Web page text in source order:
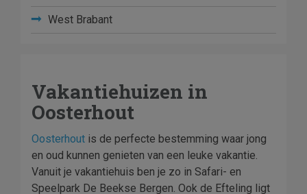
West Brabant
Vakantiehuizen in
Oosterhout
Oosterhout is de perfecte bestemming waar jong
en oud kunnen genieten van een leuke vakantie.
Vanuit je vakantiehuis ben je zo in Safari- en
Speelpark De Beekse Bergen. Ook de Efteling ligt